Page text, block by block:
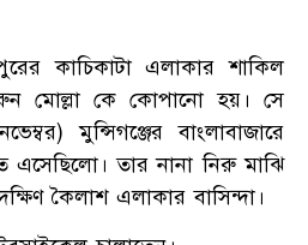
কাচিকাটা এলাকার শাকিল
মোল্লা কে কোপানো হয়। সে
মুন্সিগঞ্জের বাংলাবাজারে
এসেছিলো। তার নানা নিরু মাঝি
কৈলাশ এলাকার বাসিন্দা।